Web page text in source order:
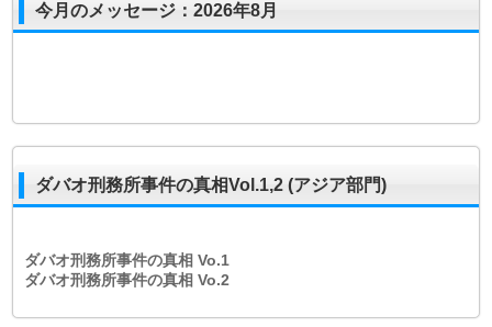
今月のメッセージ：2026年8月
ダバオ刑務所事件の真相Vol.1,2 (アジア部門)
ダバオ刑務所事件の真相Vo.1
ダバオ刑務所事件の真相Vo.2